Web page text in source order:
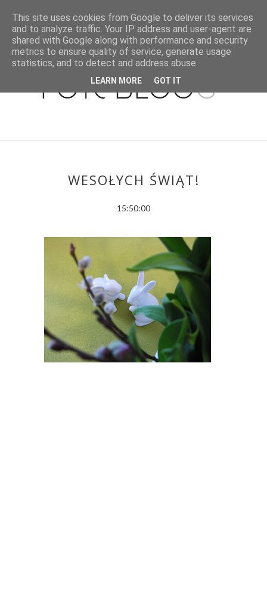
WESOŁYCH ŚWIĄT!
15:50:00
This site uses cookies from Google to deliver its services
and to analyze traffic. Your IP address and user-agent are
shared with Google along with performance and security
metrics to ensure quality of service, generate usage
statistics, and to detect and address abuse.
LEARN MORE GOT IT